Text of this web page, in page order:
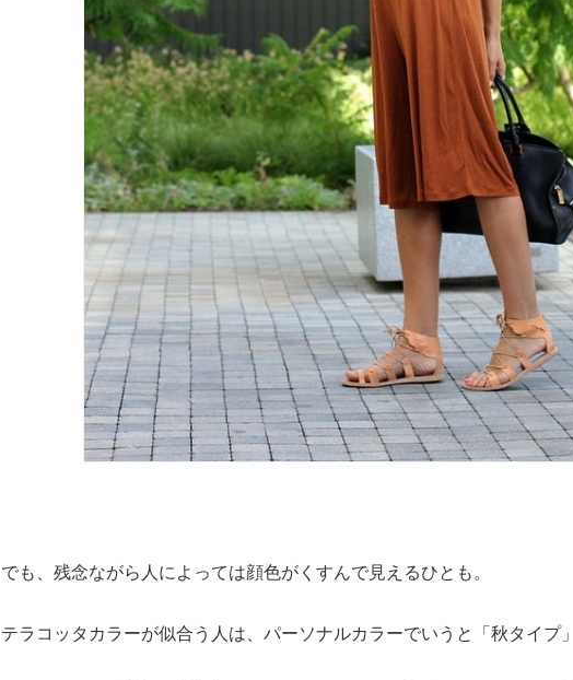
でも、残念ながら人によっては顔色がくすんで見えるひとも。
テラコッタカラーが似合う人は、パーソナルカラーでいうと「秋タイプ